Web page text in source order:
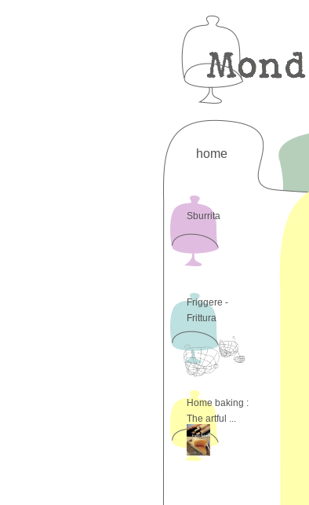
home
Sburrita
Friggere -
Frittura
Home baking :
The artful ...